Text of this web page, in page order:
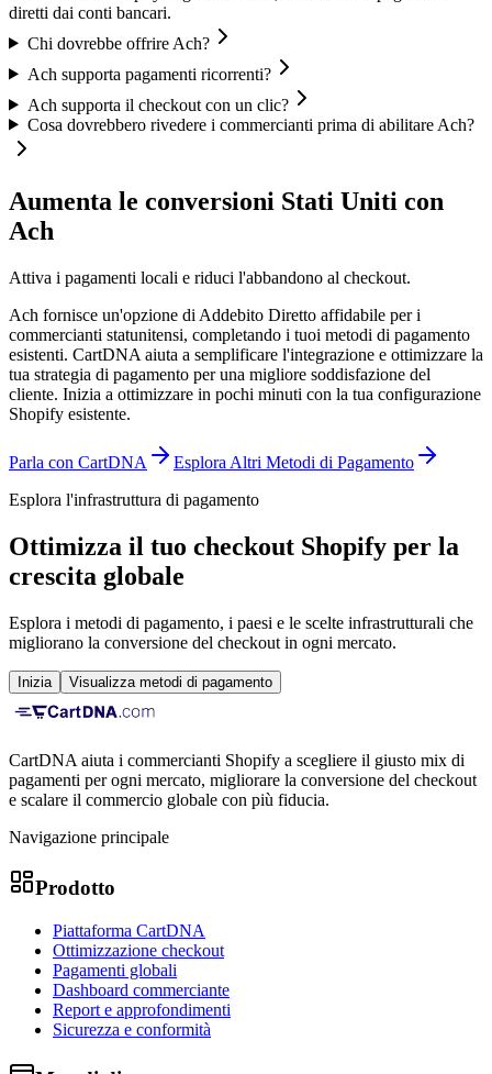
diretti dai conti bancari.
Chi dovrebbe offrire Ach?
Ach supporta pagamenti ricorrenti?
Ach supporta il checkout con un clic?
Cosa dovrebbero rivedere i commercianti prima di abilitare Ach?
Aumenta le conversioni Stati Uniti con
Ach
Attiva i pagamenti locali e riduci l'abbandono al checkout.
Ach fornisce un'opzione di Addebito Diretto affidabile per i
commercianti statunitensi, completando i tuoi metodi di pagamento
esistenti. CartDNA aiuta a semplificare l'integrazione e ottimizzare la
tua strategia di pagamento per una migliore soddisfazione del
cliente. Inizia a ottimizzare in pochi minuti con la tua configurazione
Shopify esistente.
Parla con CartDNA
Esplora Altri Metodi di Pagamento
Esplora l'infrastruttura di pagamento
Ottimizza il tuo checkout Shopify per la
crescita globale
Esplora i metodi di pagamento, i paesi e le scelte infrastrutturali che
migliorano la conversione del checkout in ogni mercato.
Inizia Visualizza metodi di pagamento
CartDNA aiuta i commercianti Shopify a scegliere il giusto mix di
pagamenti per ogni mercato, migliorare la conversione del checkout
e scalare il commercio globale con più fiducia.
Navigazione principale
Prodotto
Piattaforma CartDNA
Ottimizzazione checkout
Pagamenti globali
Dashboard commerciante
Report e approfondimenti
Sicurezza e conformità